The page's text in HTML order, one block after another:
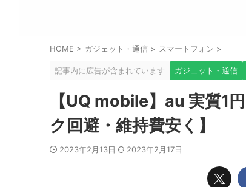
HOME > ガジェット・通信 > スマートフォン >
記事内に広告が含まれています ガジェット・通信
【UQ mobile】au 実質1
ク回避・維持費安く】
2023年2月13日 2023年2月17日